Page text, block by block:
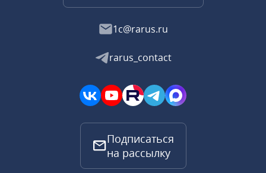
1c@rarus.ru
rarus_contact
Подписаться
на рассылку